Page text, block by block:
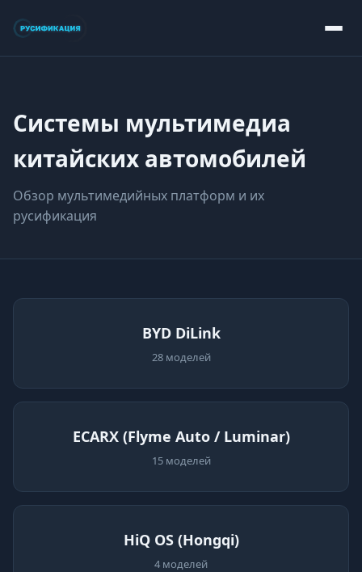
Системы мультимедиа
китайских автомобилей
Обзор мультимедийных платформ и их
русификация
BYD DiLink
28 моделей
ECARX (Flyme Auto / Luminar)
15 моделей
HiQ OS (Hongqi)
4 моделей